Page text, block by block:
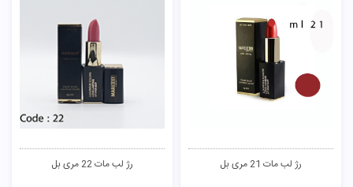
رژ لب مات 21 مری بل رژ لب مات 22 مری بل